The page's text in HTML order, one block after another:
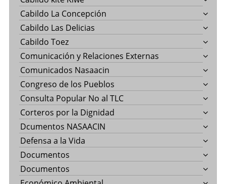
Cabildo La Concepción
Cabildo Las Delicias
Cabildo Toez
Comunicación y Relaciones Externas
Comunicados Nasaacin
Congreso de los Pueblos
Consulta Popular No al TLC
Corteros por la Dignidad
Dcumentos NASAACIN
Defensa a la Vida
Documentos
Documentos